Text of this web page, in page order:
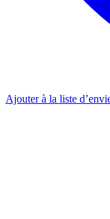
Ajouter à la liste